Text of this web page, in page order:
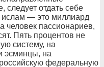
следует отдать себе
ислам — это миллиард
человек пассионариев,
Пять процентов не
систему, на
эсминцы, на
федеральную